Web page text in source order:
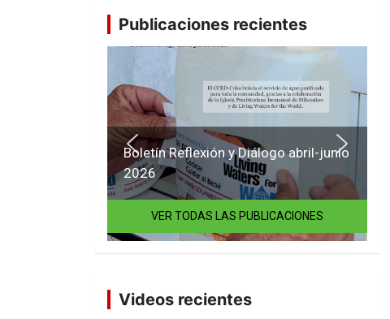
Publicaciones recientes
Boletín Reflexión y Diálogo abril-junio
2026
VER TODAS LAS PUBLICACIONES
Videos recientes